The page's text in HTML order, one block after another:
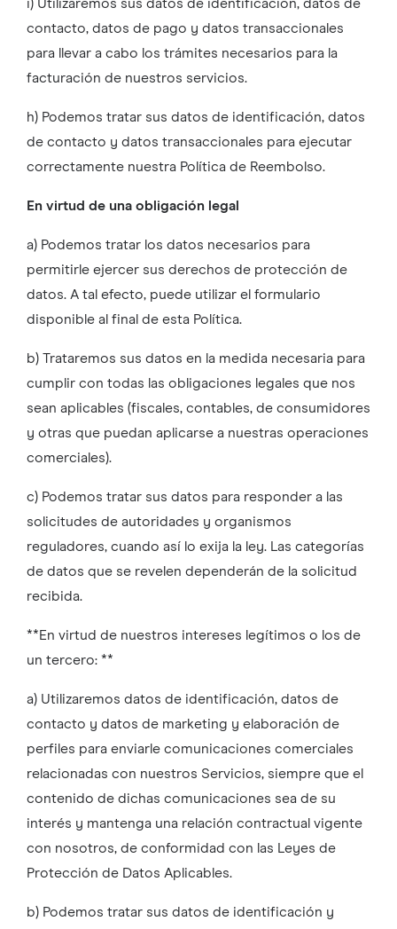
i) Utilizaremos sus datos de identificación, datos de
contacto, datos de pago y datos transaccionales
para llevar a cabo los trámites necesarios para la
facturación de nuestros servicios.
h) Podemos tratar sus datos de identificación, datos
de contacto y datos transaccionales para ejecutar
correctamente nuestra Política de Reembolso.
En virtud de una obligación legal
a) Podemos tratar los datos necesarios para
permitirle ejercer sus derechos de protección de
datos. A tal efecto, puede utilizar el formulario
disponible al final de esta Política.
b) Trataremos sus datos en la medida necesaria para
cumplir con todas las obligaciones legales que nos
sean aplicables (fiscales, contables, de consumidores
y otras que puedan aplicarse a nuestras operaciones
comerciales).
c) Podemos tratar sus datos para responder a las
solicitudes de autoridades y organismos
reguladores, cuando así lo exija la ley. Las categorías
de datos que se revelen dependerán de la solicitud
recibida.
**En virtud de nuestros intereses legítimos o los de
un tercero: **
a) Utilizaremos datos de identificación, datos de
contacto y datos de marketing y elaboración de
perfiles para enviarle comunicaciones comerciales
relacionadas con nuestros Servicios, siempre que el
contenido de dichas comunicaciones sea de su
interés y mantenga una relación contractual vigente
con nosotros, de conformidad con las Leyes de
Protección de Datos Aplicables.
b) Podemos tratar sus datos de identificación y